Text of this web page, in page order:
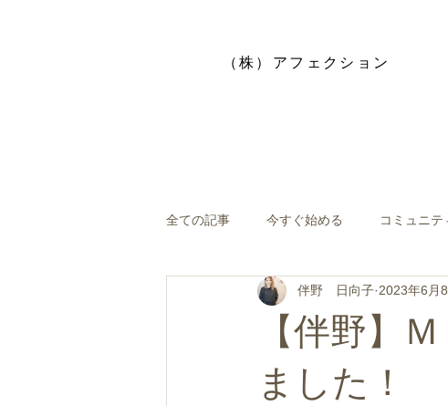
​（株）アフェクション
全ての記事 今すぐ始める コミュニテ
【伴野】
ました！
伴野 日向子 2023年6月